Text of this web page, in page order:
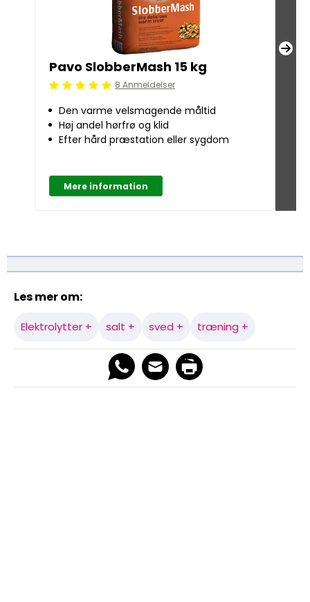
Pavo SlobberMash 15 kg
Beoordeling: 5/58 Anmeldelser
Den varme velsmagende måltid
Høj andel hørfrø og klid
Efter hård præstation eller sygdom
Mere information
Les mer om:
Elektrolytter + salt + sved + træning +